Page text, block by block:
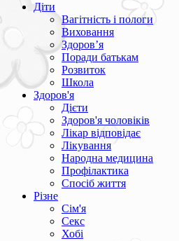
Діти
Вагітність і пологи
Виховання
Здоров’я
Поради батькам
Розвиток
Школа
Здоров'я
Дієти
Здоров'я чоловіків
Лікар відповідає
Лікування
Народна медицина
Профілактика
Спосіб життя
Різне
Сім'я
Секс
Хобі